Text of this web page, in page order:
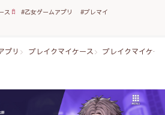
ス #乙女ゲームアプリ #ブレマイ
プリ ブレイクマイケース ブレイクマイケー